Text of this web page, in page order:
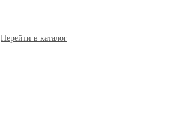
Перейти в каталог